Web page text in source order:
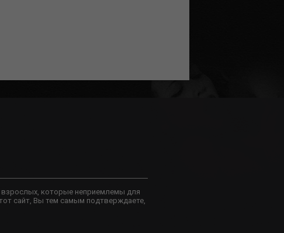
которые неприемлемы для
сайт, Вы тем самым подтверждаете,